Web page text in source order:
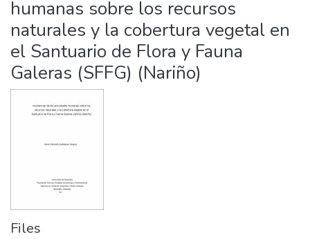
humanas sobre los recursos
naturales y la cobertura vegetal en
el Santuario de Flora y Fauna
Galeras (SFFG) (Nariño)
Files